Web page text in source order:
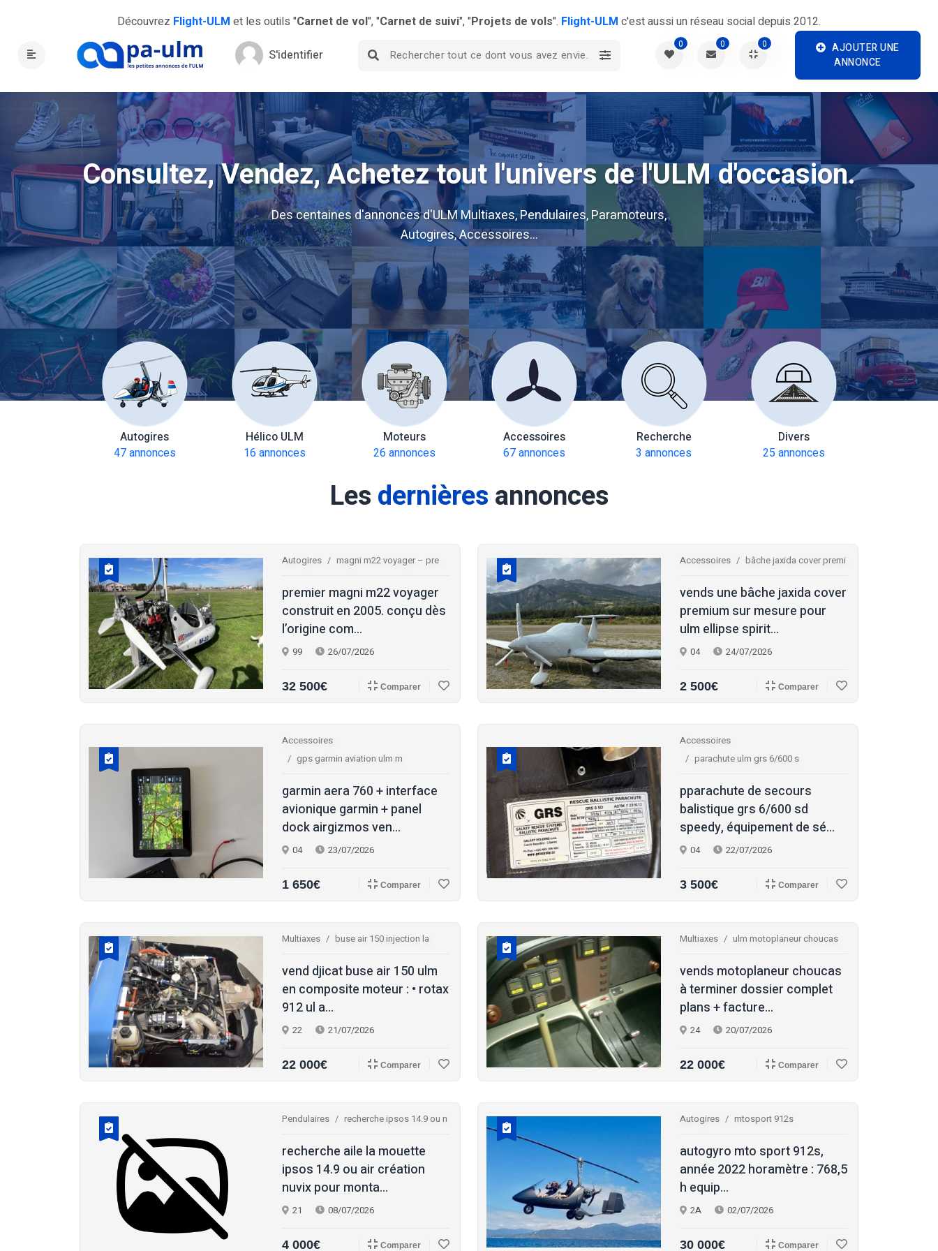
Découvrez Flight-ULM et les outils "Carnet de vol", "Carnet de suivi", "Projets de vols". Flight-ULM c'est aussi un réseau social depuis 2012.
S'identifier
0 0 0
AJOUTER UNE
ANNONCE
Consultez, Vendez, Achetez tout l'univers de l'ULM d'occasion.
Des centaines d'annonces d'ULM Multiaxes, Pendulaires, Paramoteurs,
Autogires, Accessoires...
Autogires
47 annonces
Hélico ULM
16 annonces
Moteurs
26 annonces
Accessoires
67 annonces
Recherche
3 annonces
Divers
25 annonces
Lesdernièresannonces
Autogires magni m22 voyager – pre
premier magni m22 voyager
construit en 2005. conçu dès
l’origine com...
99 26/07/2026
32 500€ Comparer
Accessoires bâche jaxida cover premi
vends une bâche jaxida cover
premium sur mesure pour
ulm ellipse spirit...
04 24/07/2026
2 500€ Comparer
Accessoires
gps garmin aviation ulm m
garmin aera 760 + interface
avionique garmin + panel
dock airgizmos ven...
04 23/07/2026
1 650€ Comparer
Accessoires
parachute ulm grs 6/600 s
pparachute de secours
balistique grs 6/600 sd
speedy, équipement de sé...
04 22/07/2026
3 500€ Comparer
Multiaxes buse air 150 injection la
vend djicat buse air 150 ulm
en composite moteur : • rotax
912 ul a...
22 21/07/2026
22 000€ Comparer
Multiaxes ulm motoplaneur choucas
vends motoplaneur choucas
à terminer dossier complet
plans + facture...
24 20/07/2026
22 000€ Comparer
Pendulaires recherche ipsos 14.9 ou n
recherche aile la mouette
ipsos 14.9 ou air création
nuvix pour monta...
21 08/07/2026
4 000€ Comparer
Autogires mtosport 912s
autogyro mto sport 912s,
année 2022 horamètre : 768,5
h equip...
2A 02/07/2026
30 000€ Comparer